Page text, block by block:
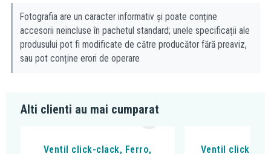
Fotografia are un caracter informativ și poate conține
accesorii neincluse în pachetul standard; unele specificații ale
produsului pot fi modificate de către producător fără preaviz,
sau pot conține erori de operare
Alti clienti au mai cumparat
Ventil click-clack, Ferro, Ventil click